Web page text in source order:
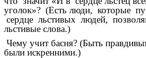
уголок»? (Есть люди, которые
сердце льстивых людей,
льстивые слова.)
Чему учит басня? (Быть
были искренними.)